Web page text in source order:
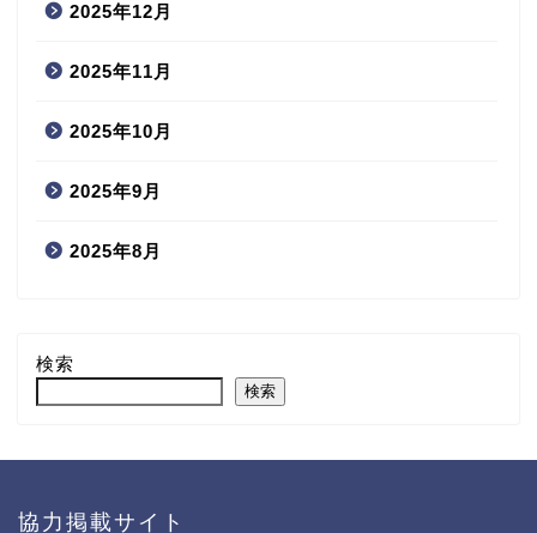
2025年12月
2025年11月
2025年10月
2025年9月
2025年8月
検索
検索
協力掲載サイト